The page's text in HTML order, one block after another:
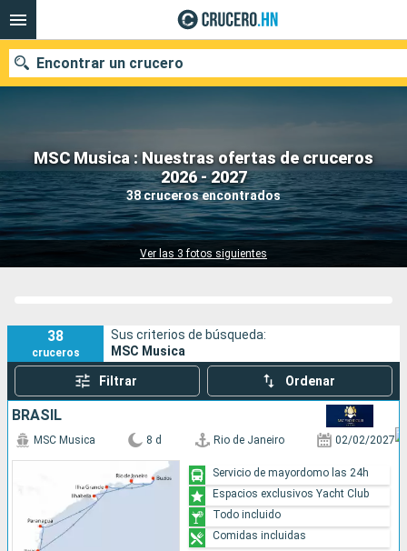
MSC Musica : Nuestras ofertas de cruceros
2026 - 2027
38 cruceros encontrados
Ver las 3 fotos siguientes
Encontrar un crucero
Nuestros destinos
Fecha de salida
38
cruceros
Sus criterios de búsqueda:
MSC Musica
Filtrar Ordenar
BRASIL
MSC Musica 8 d Rio de Janeiro 02/02/2027
Servicio de mayordomo las 24h
Espacios exclusivos Yacht Club
Todo incluido
Comidas incluidas